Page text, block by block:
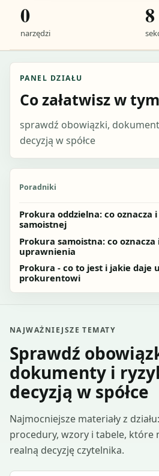
0
narzędzi
8
PANEL DZIAŁU
Co załatwisz w
sprawdź obowiązki,
decyzją w spółce
Poradniki
Prokura oddzielna: co oznacza
samoistnej
Prokura samoistna: co oznacza
uprawnienia
Prokura - co to jest i jakie daje
prokurentowi
NAJWAŻNIEJSZE TEMATY
Sprawdź
dokumenty i
decyzją w spółce
Najmocniejsze materiały z
procedury, wzory i tabele, które
realną decyzję czytelnika.